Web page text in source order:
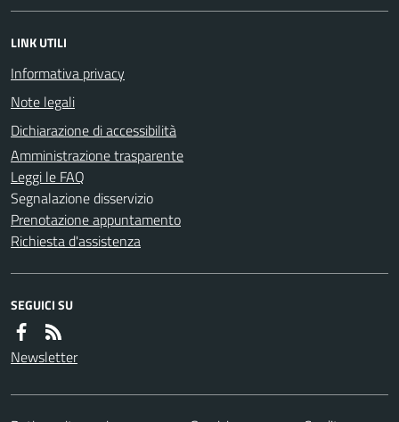
LINK UTILI
Informativa privacy
Note legali
Dichiarazione di accessibilità
Amministrazione trasparente
Leggi le FAQ
Segnalazione disservizio
Prenotazione appuntamento
Richiesta d'assistenza
SEGUICI SU
Newsletter